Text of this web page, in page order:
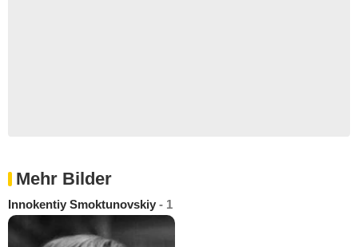
Mehr Bilder
Innokentiy Smoktunovskiy - 1